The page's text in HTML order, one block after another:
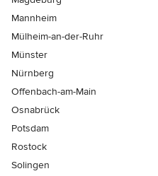
Mannheim
Mülheim-an-der-Ruhr
Münster
Nürnberg
Offenbach-am-Main
Osnabrück
Potsdam
Rostock
Solingen